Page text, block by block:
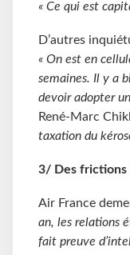
« Ce qui est
D’autres
« On est en
semaines. Il y a
devoir adopter
René-Marc
taxation du
3/ Des frictions
Air France
an, les relations
fait preuve